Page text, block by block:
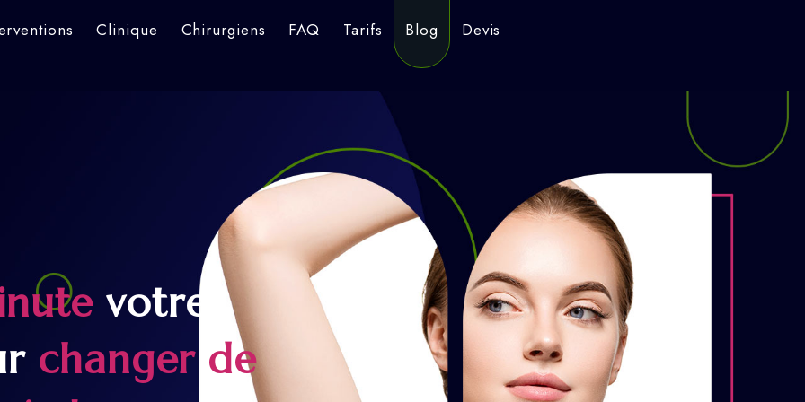
Clinique Chirurgiens FAQ Tarifs Blog Devis
votre
changer de